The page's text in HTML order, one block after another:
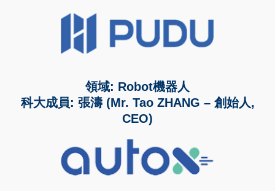
領域: Robot機器人
科大成員: 張濤 (Mr. Tao ZHANG – 創始人,
CEO)